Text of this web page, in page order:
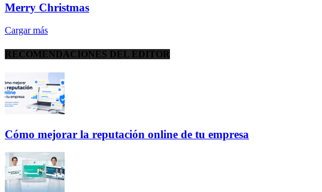
Merry Christmas
Cargar más
RECOMENDACIONES DEL EDITOR
Cómo mejorar la reputación online de tu empresa